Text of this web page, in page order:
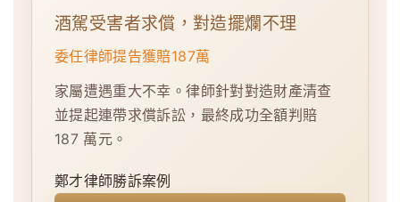
酒駕受害者求償，對造擺爛不理
委任律師提告獲賠187萬
家屬遭遇重大不幸。律師針對對造財產清查
並提起連帶求償訴訟，最終成功全額判賠
187 萬元。
鄭才律師勝訴案例